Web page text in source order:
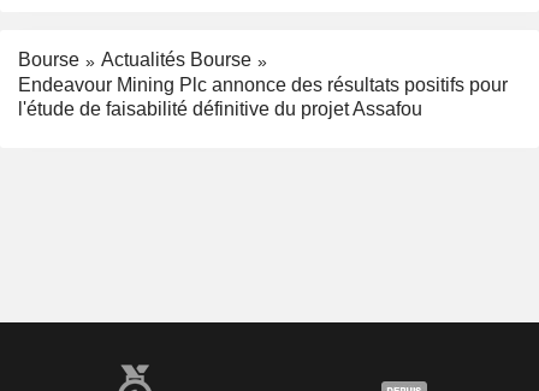
Bourse
Actualités Bourse
Endeavour Mining Plc annonce des résultats positifs pour
l'étude de faisabilité définitive du projet Assafou